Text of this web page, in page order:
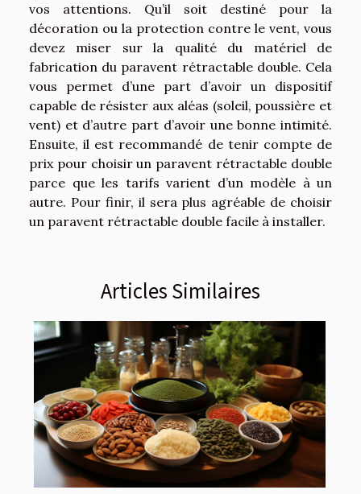
vos attentions. Qu’il soit destiné pour la
décoration ou la protection contre le vent, vous
devez miser sur la qualité du matériel de
fabrication du paravent rétractable double. Cela
vous permet d’une part d’avoir un dispositif
capable de résister aux aléas (soleil, poussière et
vent) et d’autre part d’avoir une bonne intimité.
Ensuite, il est recommandé de tenir compte de
prix pour choisir un paravent rétractable double
parce que les tarifs varient d’un modèle à un
autre. Pour finir, il sera plus agréable de choisir
un paravent rétractable double facile à installer.
Articles Similaires